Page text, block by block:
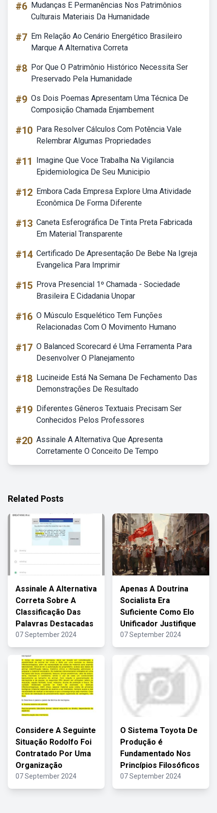
#6 Mudanças E Permanências Nos Patrimônios
Culturais Materiais Da Humanidade
#7 Em Relação Ao Cenário Energético Brasileiro
Marque A Alternativa Correta
#8 Por Que O Patrimônio Histórico Necessita Ser
Preservado Pela Humanidade
#9 Os Dois Poemas Apresentam Uma Técnica De
Composição Chamada Enjambement
#10 Para Resolver Cálculos Com Potência Vale
Relembrar Algumas Propriedades
#11
Imagine Que Voce Trabalha Na Vigilancia
Epidemiologica De Seu Municipio
#12 Embora Cada Empresa Explore Uma Atividade
Econômica De Forma Diferente
#13 Caneta Esferográfica De Tinta Preta Fabricada
Em Material Transparente
#14 Certificado De Apresentação De Bebe Na Igreja
Evangelica Para Imprimir
#15 Prova Presencial 1º Chamada - Sociedade
Brasileira E Cidadania Unopar
#16 O Músculo Esquelético Tem Funções
Relacionadas Com O Movimento Humano
#17 O Balanced Scorecard é Uma Ferramenta Para
Desenvolver O Planejamento
#18 Lucineide Está Na Semana De Fechamento Das
Demonstrações De Resultado
#19 Diferentes Gêneros Textuais Precisam Ser
Conhecidos Pelos Professores
#20 Assinale A Alternativa Que Apresenta
Corretamente O Conceito De Tempo
Related Posts
Assinale A Alternativa
Correta Sobre A
Classificação Das
Palavras Destacadas
07 September 2024
Apenas A Doutrina
Socialista Era
Suficiente Como Elo
Unificador Justifique
07 September 2024
Considere A Seguinte
Situação Rodolfo Foi
Contratado Por Uma
Organização
07 September 2024
O Sistema Toyota De
Produção é
Fundamentado Nos
Princípios Filosóficos
07 September 2024